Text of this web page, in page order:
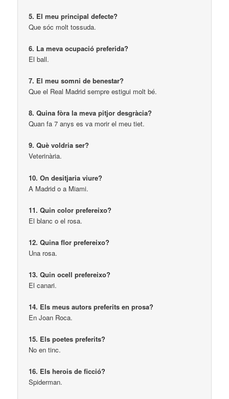
5. El meu principal defecte?
Que sóc molt tossuda.
6. La meva ocupació preferida?
El ball.
7. El meu somni de benestar?
Que el Real Madrid sempre estigui molt bé.
8. Quina fòra la meva pitjor desgràcia?
Quan fa 7 anys es va morir el meu tiet.
9. Què voldria ser?
Veterinària.
10. On desitjaria viure?
A Madrid o a Miami.
11. Quin color prefereixo?
El blanc o el rosa.
12. Quina flor prefereixo?
Una rosa.
13. Quin ocell prefereixo?
El canari.
14. Els meus autors preferits en prosa?
En Joan Roca.
15. Els poetes preferits?
No en tinc.
16. Els herois de ficció?
Spiderman.